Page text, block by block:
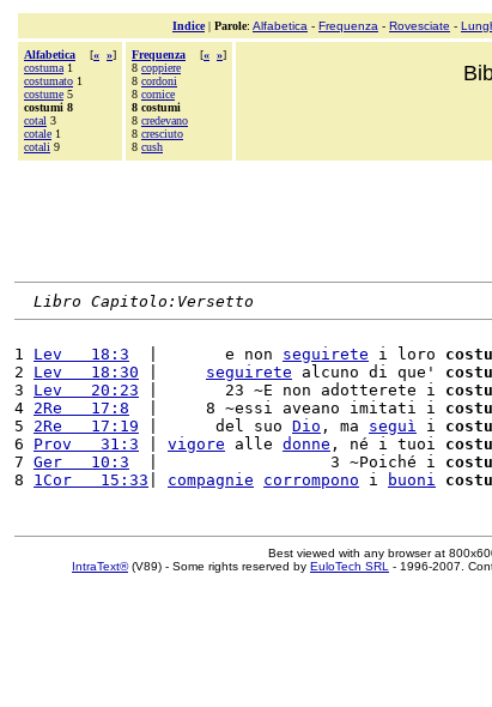
Indice| Parole: Alfabetica - Frequenza - Rovesciate -
Alfabetica [« »]
costuma 1
costumato 1
costume 5
costumi 8
cotal 3
cotale 1
cotali 9
Frequenza [« »]
8 coppiere
8 cordoni
8 cornice
8 costumi
8 credevano
8 cresciuto
8 cush
Libro Capitolo:Versetto
1 Lev   18:3
  |       e non
seguirete i loro
2 Lev   18:30 seguirete alcuno di que'
3 Lev   20:23 |       23 ~E non adotterete i
4 2Re   17:8
  |     8 ~essi aveano imitati i
5 2Re   17:19 |      del suo Dio , ma seguì i
6 Prov   31:3 vigore alle donne , né i tuoi
7 Ger   10:3
  |                  3 ~Poiché i
8 1Cor   15:33 compagnie corrompono i buoni
Best viewed with any browser at
IntraText®(V89) - Some rights reserved by EuloTech SRL - 1996-2007.